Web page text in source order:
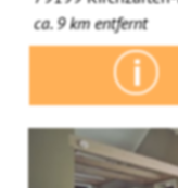
ca. 9 km entfernt